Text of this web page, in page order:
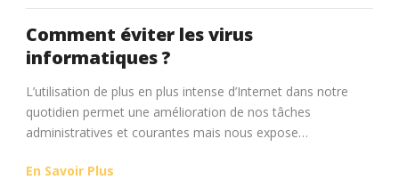
Comment éviter les virus
informatiques ?
L’utilisation de plus en plus intense d’Internet dans notre
quotidien permet une amélioration de nos tâches
administratives et courantes mais nous expose…
En Savoir Plus